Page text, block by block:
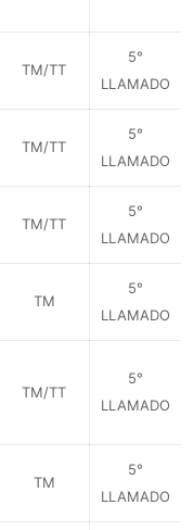
TM/TT
5°
LLAMADO
TM/TT
5°
LLAMADO
TM/TT
5°
LLAMADO
TM
5°
LLAMADO
TM/TT
5°
LLAMADO
TM
5°
LLAMADO